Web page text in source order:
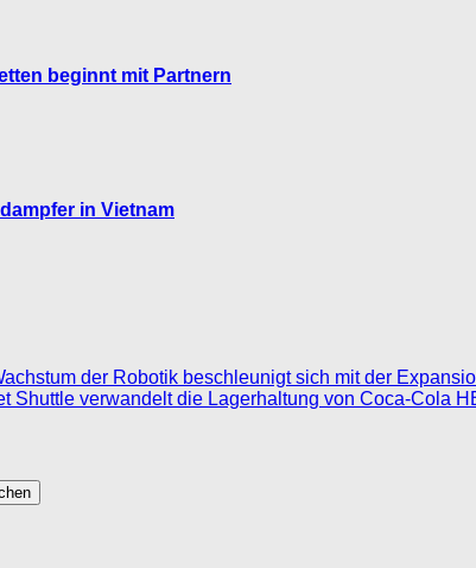
beginnt mit Partnern
in Vietnam
der Robotik beschleunigt sich mit der
Shuttle verwandelt die Lagerhaltung von Coca-Cola